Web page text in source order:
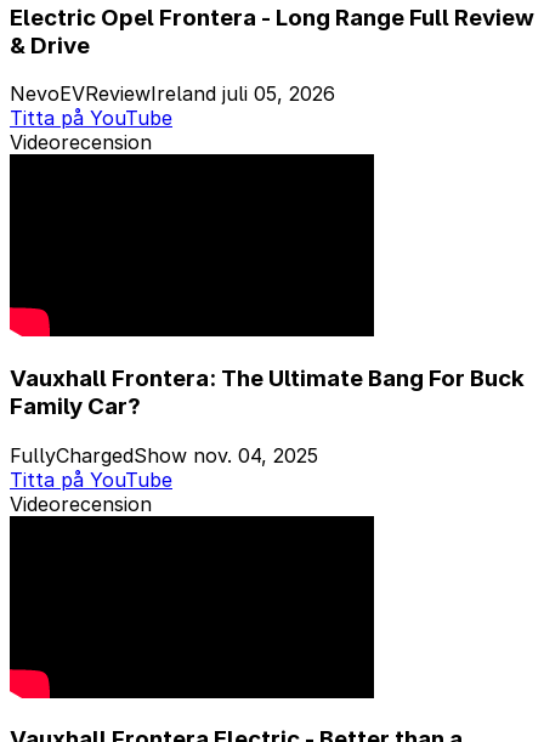
Electric Opel Frontera - Long Range Full Review
& Drive
NevoEVReviewIreland juli 05, 2026
Titta på YouTube
Videorecension
Vauxhall Frontera: The Ultimate Bang For Buck
Family Car?
FullyChargedShow nov. 04, 2025
Titta på YouTube
Videorecension